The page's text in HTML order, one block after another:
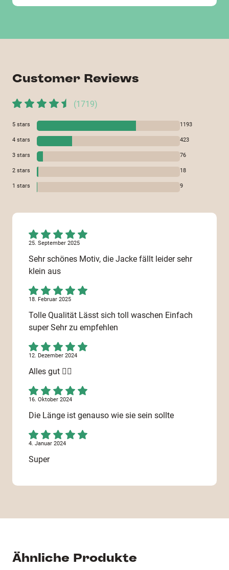
Customer Reviews
(1719)
5 stars 1193
4 stars 423
3 stars 76
2 stars 18
1 stars 9
25. September 2025
Sehr schönes Motiv, die Jacke fällt leider sehr
klein aus
18. Februar 2025
Tolle Qualität Lässt sich toll waschen Einfach
super Sehr zu empfehlen
12. Dezember 2024
Alles gut 👍🏽
16. Oktober 2024
Die Länge ist genauso wie sie sein sollte
4. Januar 2024
Super
25. Januar 2023
Ähnliche Produkte